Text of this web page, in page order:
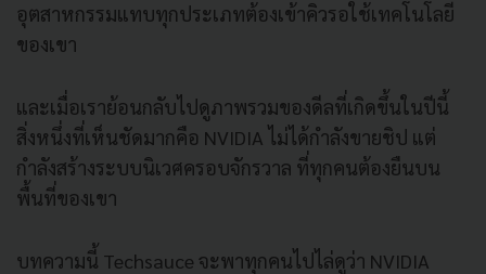
อุตสาหกรรมแทบทุกประเภทต้องเข้าคิวรอใช้เทคโนโลยี
ของเขา
และเมื่อเราย้อนกลับไปดูภาพรวมของดีลที่เกิดขึ้นในปีนี้
สิ่งหนึ่งที่เห็นชัดมากคือ NVIDIA ไม่ได้กำลังขายชิป แต่
กำลังสร้างระบบนิเวศครอบจักรวาล ที่ทุกคนต้องยืนบน
พื้นที่ของเขา
บทความนี้ Techsauce จะพาทุกคนไปไล่ดูว่า NVIDIA